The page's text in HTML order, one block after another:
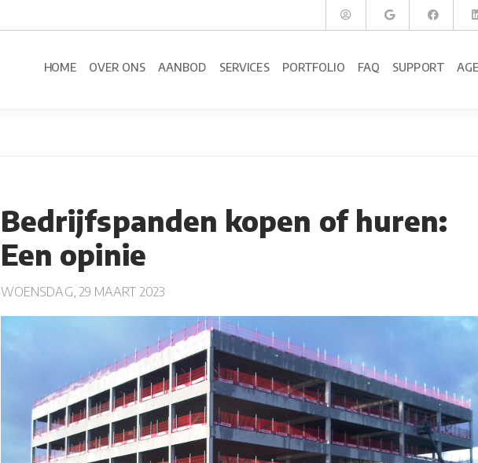
HOME OVER ONS AANBOD SERVICES PORTFOLIO FAQ SUPPORT
Bedrijfspanden kopen of huren:
Een opinie
WOENSDAG, 29 MAART 2023